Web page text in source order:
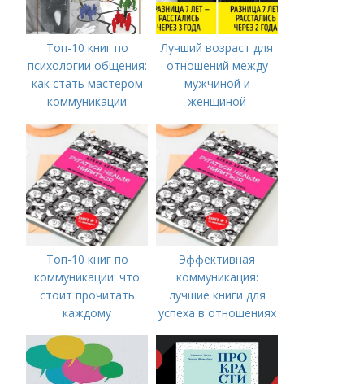
Топ-10 книг по
психологии общения:
как стать мастером
коммуникации
Лучший возраст для
отношений между
мужчиной и
женщиной
Топ-10 книг по
коммуникации: что
стоит прочитать
каждому
Эффективная
коммуникация:
лучшие книги для
успеха в отношениях